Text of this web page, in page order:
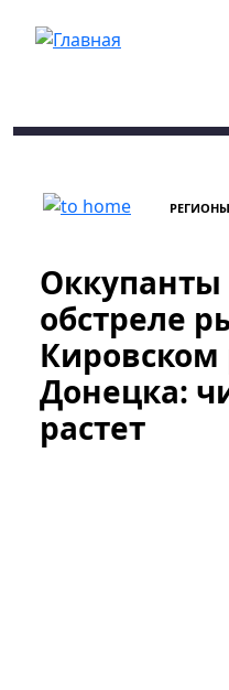
РЕГИОНЫ
Оккупанты
обстреле
Кировском
Донецка:
растет